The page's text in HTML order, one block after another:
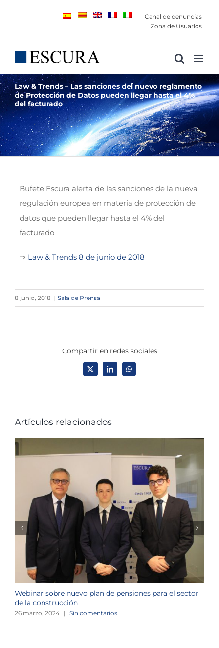
Canal de denuncias
Zona de Usuarios
Law & Trends – Las sanciones del nuevo reglamento
de Protección de Datos pueden llegar hasta el 4%
del facturado
Bufete Escura alerta de las sanciones de la nueva
regulación europea en materia de protección de
datos que pueden llegar hasta el 4% del
facturado
⇒ Law & Trends 8 de junio de 2018
8 junio, 2018 | Sala de Prensa
Compartir en redes sociales
X LinkedInWhatsApp
Artículos relacionados
Webinar sobre nuevo plan de pensiones para el sector
de la construcción
26 marzo, 2024 | Sin comentarios